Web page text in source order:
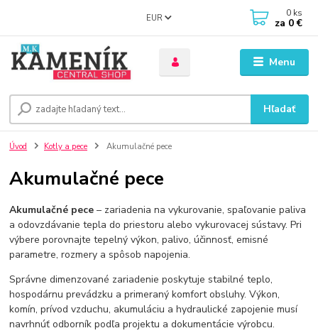
Menu
EUR
Hľadať
0 ks
za 0 €
Úvod Kotly a pece Akumulačné pece
Akumulačné pece
Akumulačné pece – zariadenia na vykurovanie, spaľovanie paliva
a odovzdávanie tepla do priestoru alebo vykurovacej sústavy. Pri
výbere porovnajte tepelný výkon, palivo, účinnosť, emisné
parametre, rozmery a spôsob napojenia.
Správne dimenzované zariadenie poskytuje stabilné teplo,
hospodárnu prevádzku a primeraný komfort obsluhy. Výkon,
komín, prívod vzduchu, akumuláciu a hydraulické zapojenie musí
navrhnúť odborník podľa projektu a dokumentácie výrobcu.